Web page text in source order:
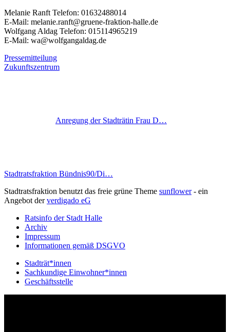
Melanie Ranft Telefon: 01632488014
E-Mail: melanie.ranft@gruene-fraktion-halle.de
Wolfgang Aldag Telefon: 015114965219
E-Mail: wa@wolfgangaldag.de
Pressemitteilung
Zukunftszentrum
Anregung der Stadträtin Frau D…
Stadtratsfraktion Bündnis90/Di…
Stadtratsfraktion benutzt das freie grüne Theme sunflower‐ ein
Angebot derverdigado eG
Ratsinfo der Stadt Halle
Archiv
Impressum
Informationen gemäß DSGVO
Stadträt*innen
Sachkundige Einwohner*innen
Geschäftsstelle